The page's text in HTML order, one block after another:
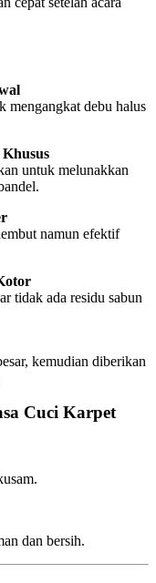
mengangkat debu halus
untuk melunakkan
namun efektif
tidak ada residu sabun
kemudian diberikan
Cuci Karpet
dan bersih.